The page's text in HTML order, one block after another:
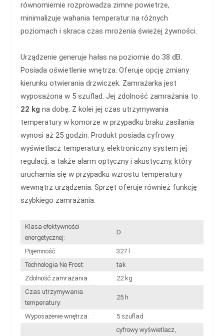
równomiernie rozprowadza zimne powietrze,
minimalizuje wahania temperatur na różnych
poziomach i skraca czas mrożenia świeżej żywności.
Urządzenie generuje hałas na poziomie do 38 dB.
Posiada oświetlenie wnętrza. Oferuje opcję zmiany
kierunku otwierania drzwiczek. Zamrażarka jest
wyposażona w 5 szuflad. Jej zdolność zamrażania to
22 kg na dobę. Z kolei jej czas utrzymywania
temperatury w komorze w przypadku braku zasilania
wynosi aż 25 godzin. Produkt posiada cyfrowy
wyświetlacz temperatury, elektroniczny system jej
regulacji, a także alarm optyczny i akustyczny, który
uruchamia się w przypadku wzrostu temperatury
wewnątrz urządzenia. Sprzęt oferuje również funkcję
szybkiego zamrażania.
Klasa efektywności
energetycznej:
D
Pojemność:
327 l
Technologia No Frost:
tak
Zdolność zamrażania:
22 kg
Czas utrzymywania
temperatury:
25 h
Wyposażenie wnętrza: 5 szuflad
cyfrowy wyświetlacz,